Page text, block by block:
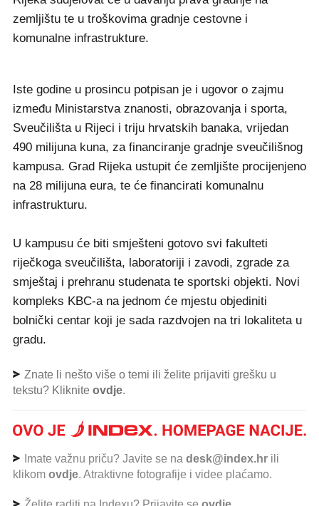
zemljištu te u troškovima gradnje cestovne i
komunalne infrastrukture.
Iste godine u prosincu potpisan je i ugovor o zajmu
između Ministarstva znanosti, obrazovanja i sporta,
Sveučilišta u Rijeci i triju hrvatskih banaka, vrijedan
490 milijuna kuna, za financiranje gradnje sveučilišnog
kampusa. Grad Rijeka ustupit će zemljište procijenjeno
na 28 milijuna eura, te će financirati komunalnu
infrastrukturu.
U kampusu će biti smješteni gotovo svi fakulteti
riječkoga sveučilišta, laboratoriji i zavodi, zgrade za
smještaj i prehranu studenata te sportski objekti. Novi
kompleks KBC-a na jednom će mjestu objediniti
bolnički centar koji je sada razdvojen na tri lokaliteta u
gradu.
Znate li nešto više o temi ili želite prijaviti grešku u
tekstu? Kliknite ovdje.
Imate važnu priču? Javite se na desk@index.hr ili
klikom ovdje. Atraktivne fotografije i videe plaćamo.